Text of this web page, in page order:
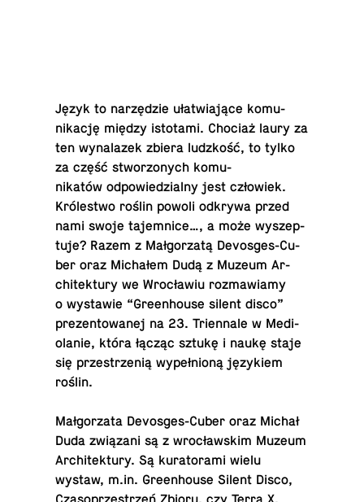
Język to narzędzie ułatwiające ko­mu­
nikację między is­to­tami. Chociaż laury za
ten wynalazek zbiera ludzkość, to tylko
za część stwor­zonych ko­mu­
nikatów odpowiedzialny jest człowiek.
Królestwo roślin powoli odkrywa przed
nami swoje tajem­nice…, a może wyszep­
tuje? Razem z Małgorzatą De­vos­ges-Cu­
ber oraz Michałem Dudą z Muzeum Ar­
chitek­tury we Wrocławiu roz­maw­iamy
o wys­tawie “Green­house silent disco”
prezen­towanej na 23. Tri­en­nale w Medi­
olanie, która łącząc sztukę i naukę staje
się przestrzenią wypełnioną językiem
roślin.
Małgorzata De­vos­ges-Cu­ber oraz Michał
Duda związani są z wrocławskim Muzeum
Ar­chitek­tury. Są ku­ra­torami wielu
wystaw, m.​in. Green­house Silent Disco,